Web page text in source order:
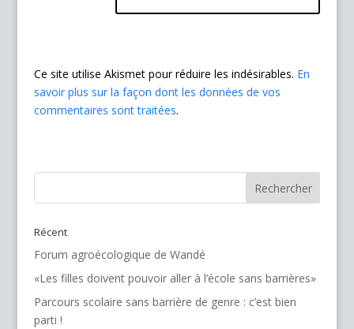
Ce site utilise Akismet pour réduire les indésirables. En
savoir plus sur la façon dont les données de vos
commentaires sont traitées.
Récent
Forum agroécologique de Wandé
«Les filles doivent pouvoir aller à l’école sans barrières»
Parcours scolaire sans barrière de genre : c’est bien
parti !